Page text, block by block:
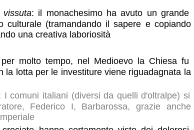
, di V.Grossmann: l'innocente scherzo di un
grave problema: grave imbarazzo e paura dei
usando il nazismo come rompighiaccio
sul suo cadavere : articolo di Massimo
Gulag Alexander Solgenitsin sulla
: In Unione sovietica esisteva il terrore di non
: il monachesimo ha avuto un grande
culturale (tramandando il sapere e copiando
una creativa laboriosità
molto tempo, nel Medioevo la Chiesa fu
la lotta per le investiture viene riguadagnata la
I comuni italiani (diversi da quelli d'oltralpe) si
Federico I, Barbarossa, grazie anche